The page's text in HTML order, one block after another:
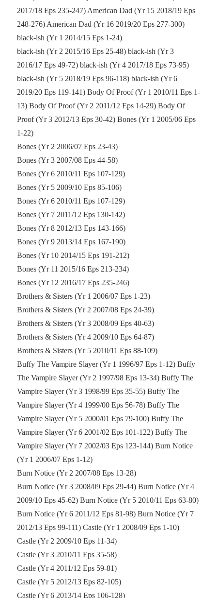
2017/18 Eps 235-247) American Dad (Yr 15 2018/19 Eps
248-276) American Dad (Yr 16 2019/20 Eps 277-300)
black-ish (Yr 1 2014/15 Eps 1-24)
black-ish (Yr 2 2015/16 Eps 25-48) black-ish (Yr 3
2016/17 Eps 49-72) black-ish (Yr 4 2017/18 Eps 73-95)
black-ish (Yr 5 2018/19 Eps 96-118) black-ish (Yr 6
2019/20 Eps 119-141) Body Of Proof (Yr 1 2010/11 Eps 1-
13) Body Of Proof (Yr 2 2011/12 Eps 14-29) Body Of
Proof (Yr 3 2012/13 Eps 30-42) Bones (Yr 1 2005/06 Eps
1-22)
Bones (Yr 2 2006/07 Eps 23-43)
Bones (Yr 3 2007/08 Eps 44-58)
Bones (Yr 6 2010/11 Eps 107-129)
Bones (Yr 5 2009/10 Eps 85-106)
Bones (Yr 6 2010/11 Eps 107-129)
Bones (Yr 7 2011/12 Eps 130-142)
Bones (Yr 8 2012/13 Eps 143-166)
Bones (Yr 9 2013/14 Eps 167-190)
Bones (Yr 10 2014/15 Eps 191-212)
Bones (Yr 11 2015/16 Eps 213-234)
Bones (Yr 12 2016/17 Eps 235-246)
Brothers & Sisters (Yr 1 2006/07 Eps 1-23)
Brothers & Sisters (Yr 2 2007/08 Eps 24-39)
Brothers & Sisters (Yr 3 2008/09 Eps 40-63)
Brothers & Sisters (Yr 4 2009/10 Eps 64-87)
Brothers & Sisters (Yr 5 2010/11 Eps 88-109)
Buffy The Vampire Slayer (Yr 1 1996/97 Eps 1-12) Buffy
The Vampire Slayer (Yr 2 1997/98 Eps 13-34) Buffy The
Vampire Slayer (Yr 3 1998/99 Eps 35-55) Buffy The
Vampire Slayer (Yr 4 1999/00 Eps 56-78) Buffy The
Vampire Slayer (Yr 5 2000/01 Eps 79-100) Buffy The
Vampire Slayer (Yr 6 2001/02 Eps 101-122) Buffy The
Vampire Slayer (Yr 7 2002/03 Eps 123-144) Burn Notice
(Yr 1 2006/07 Eps 1-12)
Burn Notice (Yr 2 2007/08 Eps 13-28)
Burn Notice (Yr 3 2008/09 Eps 29-44) Burn Notice (Yr 4
2009/10 Eps 45-62) Burn Notice (Yr 5 2010/11 Eps 63-80)
Burn Notice (Yr 6 2011/12 Eps 81-98) Burn Notice (Yr 7
2012/13 Eps 99-111) Castle (Yr 1 2008/09 Eps 1-10)
Castle (Yr 2 2009/10 Eps 11-34)
Castle (Yr 3 2010/11 Eps 35-58)
Castle (Yr 4 2011/12 Eps 59-81)
Castle (Yr 5 2012/13 Eps 82-105)
Castle (Yr 6 2013/14 Eps 106-128)